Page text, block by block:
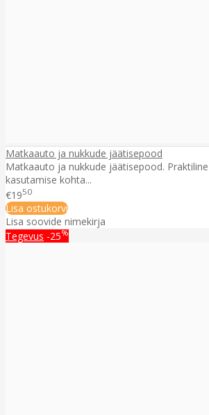
Matkaauto ja nukkude jäätisepood
Matkaauto ja nukkude jäätisepood.
kasutamise kohta...
€1950
Lisa ostukorvi
Lisa soovide nimekirja
Tegevus -25%